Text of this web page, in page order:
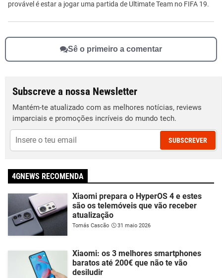
provável é estar a jogar uma partida de Ultimate Team no FIFA 19.
Sê o primeiro a comentar
Subscreve a nossa Newsletter
Mantém-te atualizado com as melhores notícias, reviews
imparciais e promoções incríveis do mundo tech.
SUBSCREVER
4GNEWS RECOMENDA
Xiaomi prepara o HyperOS 4 e estes
são os telemóveis que vão receber
atualização
Tomás Cascão 31 maio 2026
Xiaomi: os 3 melhores smartphones
baratos até 200€ que não te vão
desiludir